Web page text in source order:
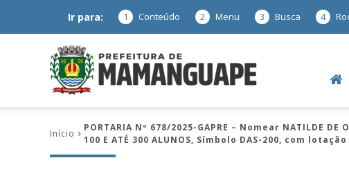
Ir para: 1 Conteúdo 2 Menu 3 Busca 4
de
Início
PORTARIA Nº 678/2025-GAPRE – Nomear NATILDE
100 E ATÉ 300 ALUNOS, Símbolo DAS-200, com